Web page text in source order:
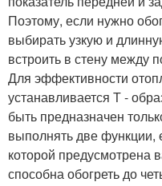
Поэтому, если нужно
выбирать узкую и
встроить в стену между
Для эффективности
устанавливается Т -
быть предназначен
выполнять две функции,
которой предусмотрена
способна обогреть до